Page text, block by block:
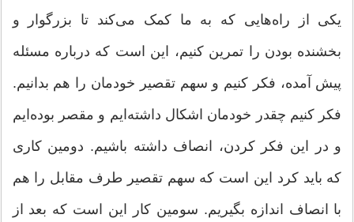
یکی از راه‌هایی که به ما کمک می‌کند تا بزرگوار و
بخشنده بودن را تمرين کنیم، این است که درباره مسئله
پیش آمده، فکر کنیم و سهم تقصیر خودمان را هم بدانیم.
فکر کنیم چقدر خودمان اشکال داشته‌ایم و مقصر بوده‌ایم
و در این فکر کردن، انصاف داشته باشیم. دومین کاری
که باید کرد این است که سهم تقصیر طرف مقابل را هم
با انصاف اندازه بگیريم. سومین کار این است که بعد از